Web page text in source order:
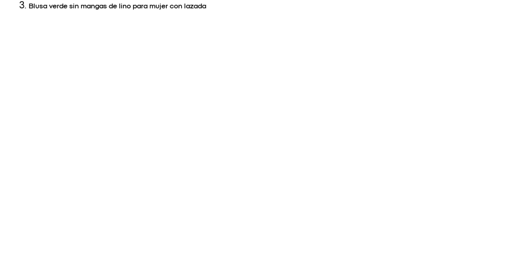
Blusa verde sin mangas de lino para mujer con lazada